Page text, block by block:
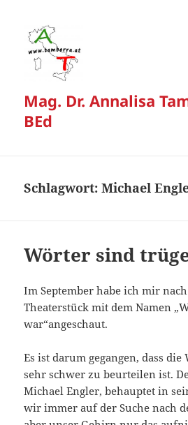
Mag. Dr. Annalisa
BEd
Schlagwort:Michael
Wörter sind
Im September habe ich mir
Theaterstück mit dem Namen
war“angeschaut.
Es ist darum gegangen, dass
sehr schwer zu beurteilen ist.
Michael Engler, behauptet in
wir immer auf der Suche nach